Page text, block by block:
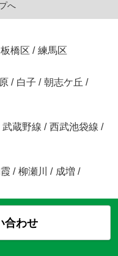
へ
板橋区 / 練馬区
/ 白子 / 朝志ケ丘 /
武蔵野線 / 西武池袋線 /
/ 柳瀬川 / 成増 /
合わせ